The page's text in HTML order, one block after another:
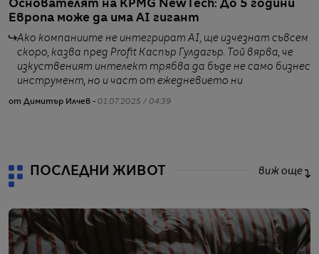
Основателят на KPMG NewTech: До 5 години
Европа може да има АI гигант
Ако компаниите не интегрират AI, ще изчезнат съвсем
скоро, казва пред Profit Каспър Гулдагър. Той вярва, че
изкуственият интелект трябва да бъде не само бизнес
инструмент, но и част от ежедневието ни
от Димитър Илчев - 01.07.2025 / 04:39
ПОСЛЕДНИ ЖИВОТ виж още